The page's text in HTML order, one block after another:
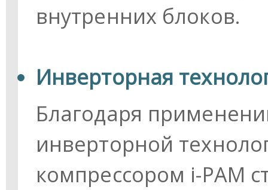
внутренних блоков.
Инверторная
Благодаря
инверторной
компрессором i-PAM